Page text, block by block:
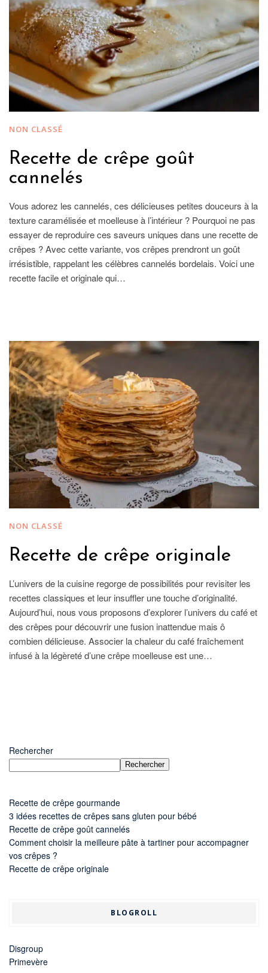
NON CLASSÉ
Recette de crêpe goût
cannelés
Vous adorez les cannelés, ces délicieuses petites douceurs à la
texture caramélisée et moelleuse à l’intérieur ? Pourquoi ne pas
essayer de reproduire ces saveurs uniques dans une recette de
crêpes ? Avec cette variante, vos crêpes prendront un goût
irrésistible, rappelant les célèbres cannelés bordelais. Voici une
recette facile et originale qui…
NON CLASSÉ
Recette de crêpe originale
L’univers de la cuisine regorge de possibilités pour revisiter les
recettes classiques et leur insuffler une touche d’originalité.
Aujourd’hui, nous vous proposons d’explorer l’univers du café et
des crêpes pour découvrir une fusion inattendue mais ô
combien délicieuse. Associer la chaleur du café fraîchement
infusé à la légèreté d’une crêpe moelleuse est une…
Rechercher
Rechercher
Recette de crêpe gourmande
3 idées recettes de crêpes sans gluten pour bébé
Recette de crêpe goût cannelés
Comment choisir la meilleure pâte à tartiner pour accompagner
vos crêpes ?
Recette de crêpe originale
BLOGROLL
Disgroup
Primevère